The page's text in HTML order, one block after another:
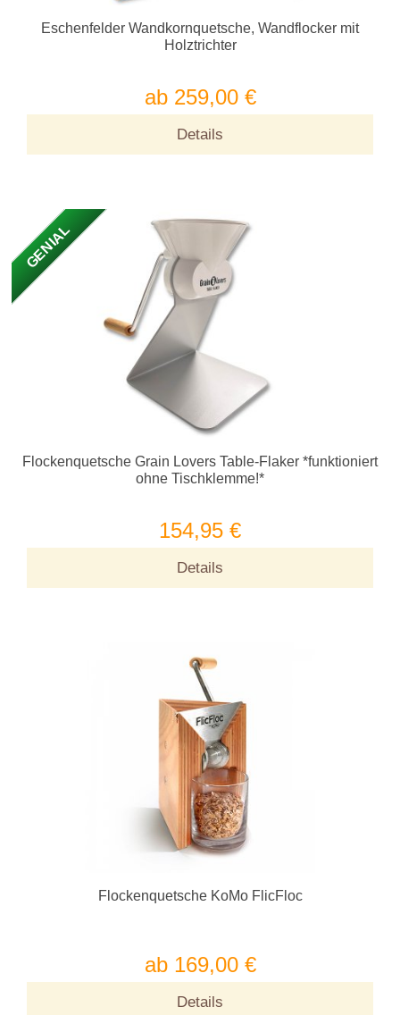
Eschenfelder Wandkornquetsche, Wandflocker mit
Holztrichter
ab 259,00 €
Details
GENIAL
Flockenquetsche Grain Lovers Table-Flaker *funktioniert
ohne Tischklemme!*
154,95 €
Details
Flockenquetsche KoMo FlicFloc
ab 169,00 €
Details